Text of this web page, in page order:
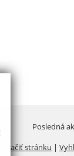
Posledná
Vytlačiť stránku |